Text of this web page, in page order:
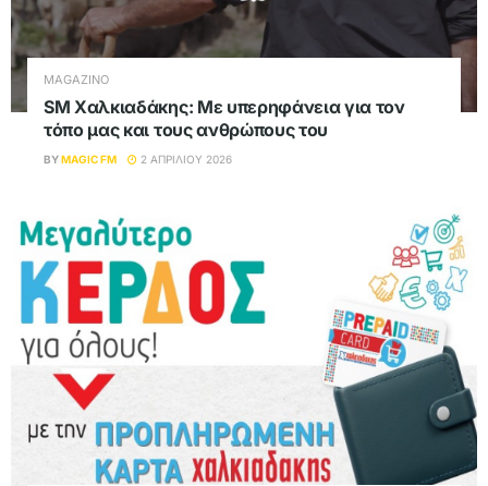
MAGAZINO
SM Χαλκιαδάκης: Με υπερηφάνεια για τον
τόπο μας και τους ανθρώπους του
BYMAGIC FM 2 ΑΠΡΙΛΊΟΥ 2026